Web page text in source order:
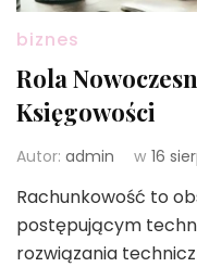
biznes
Rola
Księgowości
Autor: admin w 16
Rachunkowość to
postępującym
rozwiązania